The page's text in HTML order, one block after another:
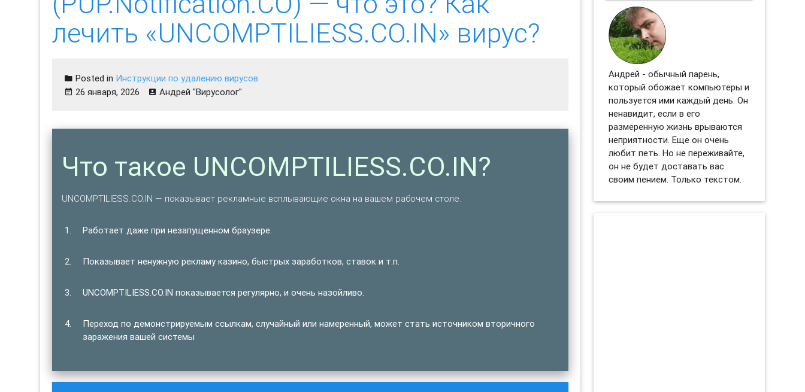
лечить «UNCOMPTILIESS.CO.IN» вирус?
Posted in Инструкции по удалению вирусов
26 января, 2026
Андрей "Вирусолог"
Что такое UNCOMPTILIESS.CO.IN?
UNCOMPTILIESS.CO.IN — показывает рекламные всплывающие окна на вашем рабочем столе.
Работает даже при незапущенном браузере.
Показывает ненужную рекламу казино, быстрых заработков, ставок и т.п.
UNCOMPTILIESS.CO.IN показывается регулярно, и очень назойливо.
Переход по демонстрируемым ссылкам, случайный или намеренный, может стать источником вторичного
заражения вашей системы
Андрей - обычный парень,
который обожает компьютеры и
пользуется ими каждый день. Он
ненавидит, если в его
размеренную жизнь врываются
неприятности. Еще он очень
любит петь. Но не переживайте,
он не будет доставать вас
своим пением. Только текстом.